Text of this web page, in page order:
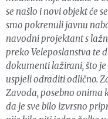
se našlo i novi objekt će
smo pokrenuli javnu
navodni projektant s
preko Veleposlanstva te
dokumenti lažirani, što
uspjeli odraditi odlično.
Zavoda, posebno onima
da je sve bilo izvrsno